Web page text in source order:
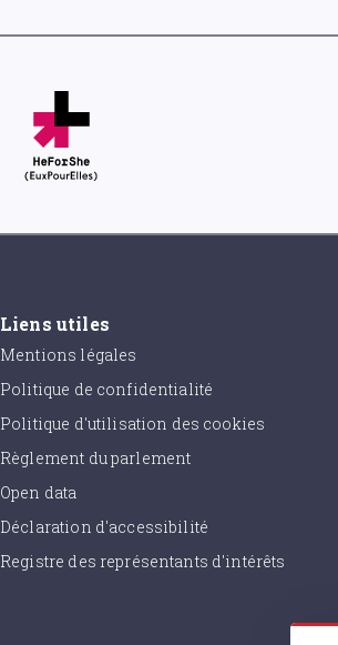
Liens utiles
Mentions légales
Politique de confidentialité
Politique d'utilisation des cookies
Règlement du parlement
Open data
Déclaration d'accessibilité
Registre des représentants d'intérêts